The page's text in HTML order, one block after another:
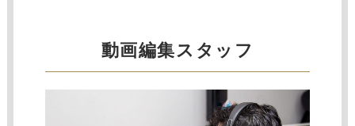
動画編集スタッフ